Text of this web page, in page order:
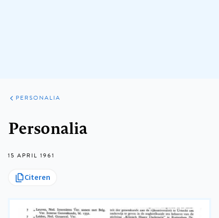
ARTIKELEN
VARIA
PERSONALIA
Personalia
15 APRIL 1961
Citeren